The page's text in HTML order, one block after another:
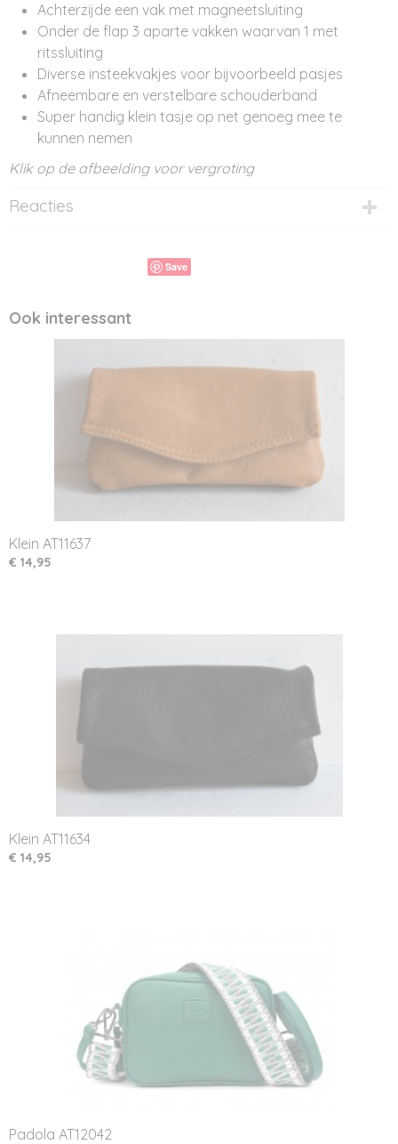
Achterzijde een vak met magneetsluiting
Onder de flap 3 aparte vakken waarvan 1 met
ritssluiting
Diverse insteekvakjes voor bijvoorbeeld pasjes
Afneembare en verstelbare schouderband
Super handig klein tasje op net genoeg mee te
kunnen nemen
Klik op de afbeelding voor vergroting
Reacties
Save
Ook interessant
Klein AT11637
€ 14,95
Klein AT11634
€ 14,95
Padola AT12042